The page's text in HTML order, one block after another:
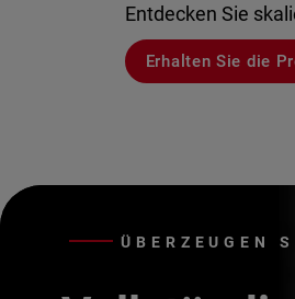
Entdecken Sie
Erhalten Sie die
ÜBERZEUGEN